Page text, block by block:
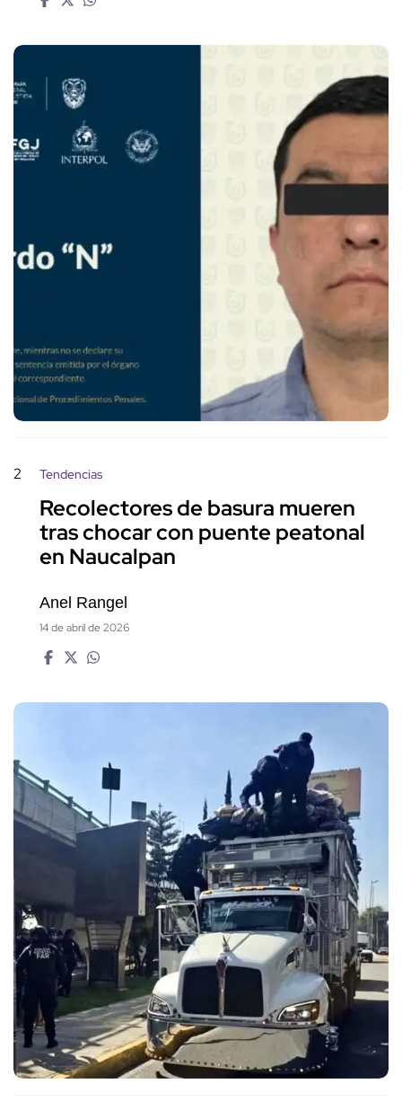
2 Tendencias
Recolectores de basura mueren
tras chocar con puente peatonal
en Naucalpan
Anel Rangel
14 de abril de 2026